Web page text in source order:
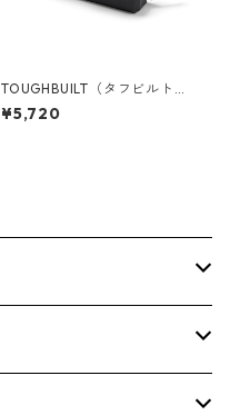
TOUGHBUILT（タフビルト）S
TACK TECH(スタックテック)
ハンドツールホルダー TB-B1-
¥5,720